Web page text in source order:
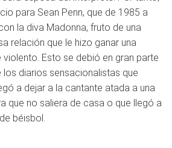
para Sean Penn, que de 1985 a
la diva Madonna, fruto de una
relación que le hizo ganar una
Esto se debió en gran parte
diarios sensacionalistas que
a dejar a la cantante atada a una
que no saliera de casa o que llegó a
béisbol.